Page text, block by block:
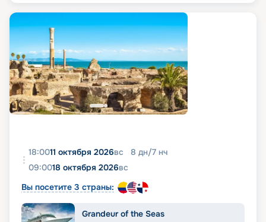
18:0011 октября 2026вс 8 дн/7 нч
09:0018 октября 2026вс
Вы посетите 3 страны:
Grandeur of the Seas